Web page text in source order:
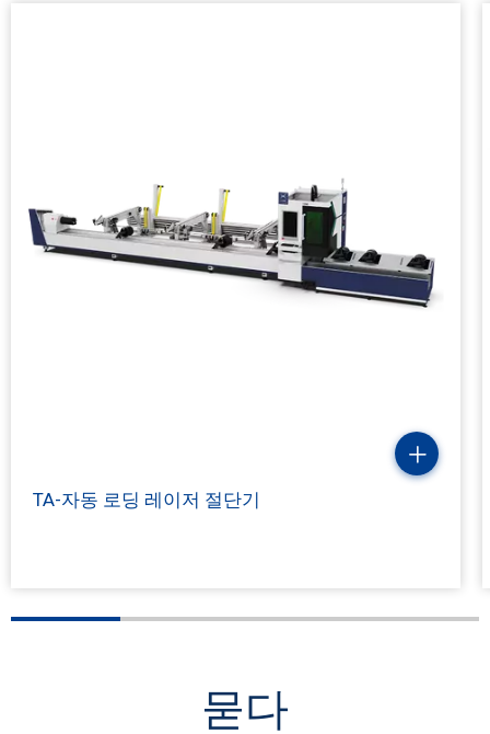
TA-자동 로딩 레이저 절단기
묻다